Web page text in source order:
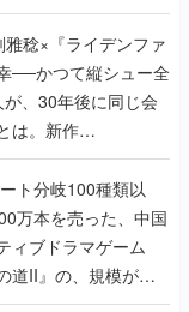
両ディレクターに聞
雅稔×『ライデンファ
──かつて縦シュー全
、30年後に同じ会
は。新作
』で初タッグを組
く開発秘話
ト分岐100種類以
万本を売った、中国
ィブドラマゲーム
道II』の、規模が違
ーサーに聞いた